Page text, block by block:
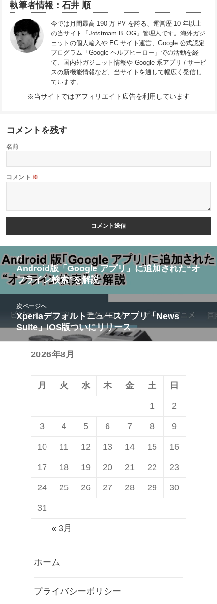
執筆者情報：石井 順
今では月間最高 190 万 PV を誇る、運営歴 10 年以上
の当サイト「Jetstream BLOG」管理人です。海外ガジ
ェットの個人輸入や EC サイト運営、Google 公式認定
プログラム「Google ヘルプヒーロー」での活動を経
て、国内外ガジェット情報や Google 系アプリ / サービ
スの新機能情報など、当サイトを通して幅広く発信し
ています。
※当サイトではアフィリエイト広告を利用しています
コメントを残す
名前
コメント ※
投
稿
ナ
ビ
前
前
の
投
稿:
Android版「Google アプリ」に追加された“オ
フライン検索”を解説
次ページへ
次
の
Xperiaデフォルトニュースアプリ「News
Suite」iOS版ついにリリース
2026年8月
月 火 水 木 金 土 日
1 2
3 4 5 6 7 8 9
10 11 12 13 14 15 16
17 18 19 20 21 22 23
24 25 26 27 28 29 30
31
« 3月
ホーム
プライバシーポリシー